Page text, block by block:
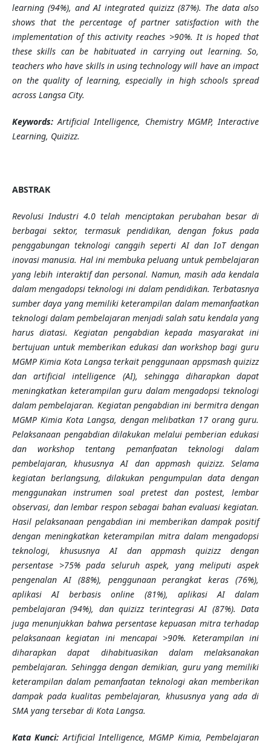
learning (94%), and AI integrated quizizz (87%). The data also
shows that the percentage of partner satisfaction with the
implementation of this activity reaches >90%. It is hoped that
these skills can be habituated in carrying out learning. So,
teachers who have skills in using technology will have an impact
on the quality of learning, especially in high schools spread
across Langsa City.
Keywords:Artificial Intelligence, Chemistry MGMP, Interactive
Learning, Quizizz.
ABSTRAK
Revolusi Industri 4.0 telah menciptakan perubahan besar di
berbagai sektor, termasuk pendidikan, dengan fokus pada
penggabungan teknologi canggih seperti AI dan IoT dengan
inovasi manusia. Hal ini membuka peluang untuk pembelajaran
yang lebih interaktif dan personal. Namun, masih ada kendala
dalam mengadopsi teknologi ini dalam pendidikan. Terbatasnya
sumber daya yang memiliki keterampilan dalam memanfaatkan
teknologi dalam pembelajaran menjadi salah satu kendala yang
harus diatasi. Kegiatan pengabdian kepada masyarakat ini
bertujuan untuk memberikan edukasi dan workshop bagi guru
MGMP Kimia Kota Langsa terkait penggunaan appsmash quizizz
dan artificial intelligence (AI), sehingga diharapkan dapat
meningkatkan keterampilan guru dalam mengadopsi teknologi
dalam pembelajaran. Kegiatan pengabdian ini bermitra dengan
MGMP Kimia Kota Langsa, dengan melibatkan 17 orang guru.
Pelaksanaan pengabdian dilakukan melalui pemberian edukasi
dan workshop tentang pemanfaatan teknologi dalam
pembelajaran, khususnya AI dan appmash quizizz. Selama
kegiatan berlangsung, dilakukan pengumpulan data dengan
menggunakan instrumen soal pretest dan postest, lembar
observasi, dan lembar respon sebagai bahan evaluasi kegiatan.
Hasil pelaksanaan pengabdian ini memberikan dampak positif
dengan meningkatkan keterampilan mitra dalam mengadopsi
teknologi, khususnya AI dan appmash quizizz dengan
persentase >75% pada seluruh aspek, yang meliputi aspek
pengenalan AI (88%), penggunaan perangkat keras (76%),
aplikasi AI berbasis online (81%), aplikasi AI dalam
pembelajaran (94%), dan quizizz terintegrasi AI (87%). Data
juga menunjukkan bahwa persentase kepuasan mitra terhadap
pelaksanaan kegiatan ini mencapai >90%. Keterampilan ini
diharapkan dapat dihabituasikan dalam melaksanakan
pembelajaran. Sehingga dengan demikian, guru yang memiliki
keterampilan dalam pemanfaatan teknologi akan memberikan
dampak pada kualitas pembelajaran, khususnya yang ada di
SMA yang tersebar di Kota Langsa.
Kata Kunci: Artificial Intelligence, MGMP Kimia, Pembelajaran